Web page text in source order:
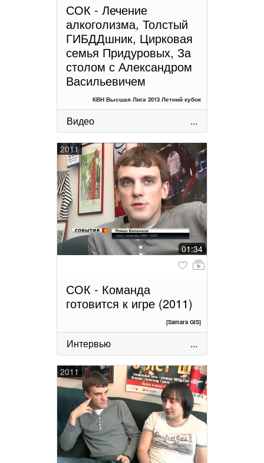
СОК - Лечение
алкоголизма, Толстый
ГИБДДшник, Цирковая
семья Придуровых, За
столом с Александром
Васильевичем
КВН Высшая Лига 2013 Летний кубок
Видео ...
2011
01:34
СОК - Команда
готовится к игре (2011)
[Samara GIS]
Интервью ...
2011